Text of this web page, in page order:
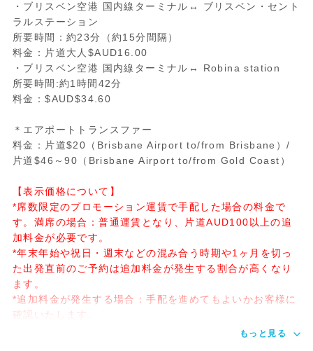
・ブリスベン空港 国内線ターミナル↔ ブリスベン・セント
ラルステーション
所要時間：約23分（約15分間隔）
料金：片道大人$AUD16.00
・ブリスベン空港 国内線ターミナル↔ Robina station
所要時間:約1時間42分
料金：$AUD$34.60
＊エアポートトランスファー
料金：片道$20（Brisbane Airport to/from Brisbane）/
片道$46～90（Brisbane Airport to/from Gold Coast）
【表示価格について】
*席数限定のプロモーション運賃で手配した場合の料金で
す。満席の場合：普通運賃となり、片道AUD100以上の追
加料金が必要です。
*年末年始や祝日・週末などの混み合う時期や1ヶ月を切っ
た出発直前のご予約は追加料金が発生する割合が高くなり
ます。
*追加料金が発生する場合：手配を進めてもよいかお客様に
確認いたします。
もっと見る